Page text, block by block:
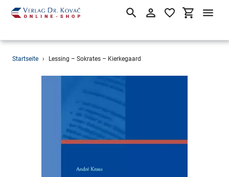
Direkt
SuchenEinloggen
Startseite › Lessing – Sokrates – Kierkegaard